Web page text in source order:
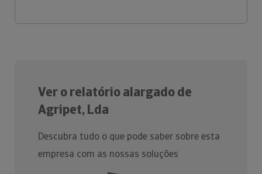
Ver o relatório alargado de
Agripet, Lda
Descubra tudo o que pode saber sobre esta
empresa com as nossas soluções